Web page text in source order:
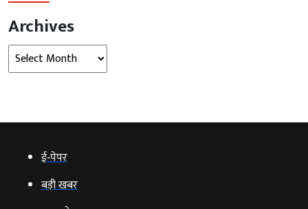
Archives
Archives
ई‑पेपर
बड़ी खबर